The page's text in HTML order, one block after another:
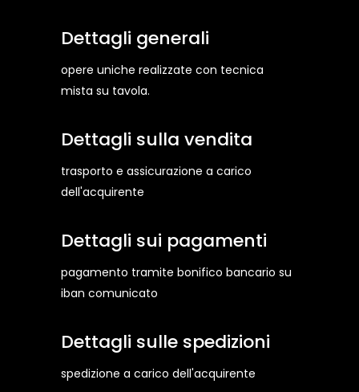
Dettagli generali
opere uniche realizzate con tecnica
mista su tavola.
Dettagli sulla vendita
trasporto e assicurazione a carico
dell'acquirente
Dettagli sui pagamenti
pagamento tramite bonifico bancario su
iban comunicato
Dettagli sulle spedizioni
spedizione a carico dell'acquirente